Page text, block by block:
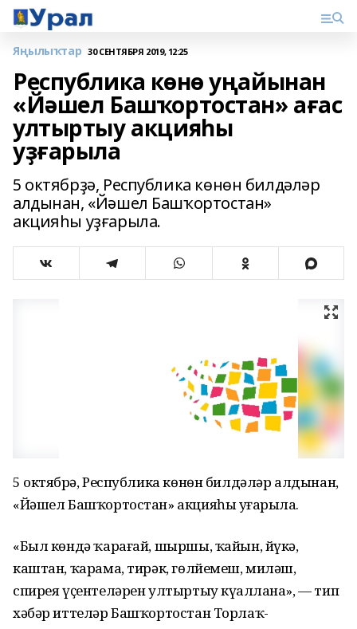
Яңылыҡтар 30 СЕНТЯБРЯ 2019, 12:25
Республика көнө уңайынан
«Йәшел Башҡортостан» ағас
ултыртыу акцияһы
уҙғарыла
5 октябрҙә, Республика көнөн билдәләр
алдынан, «Йәшел Башҡортостан»
акцияһы уҙғарыла.
5 октябрҙә, Республика көнөн билдәләр алдынан,
«Йәшел Башҡортостан» акцияһы уҙғарыла.
«Был көндә ҡарағай, шыршы, ҡайын, йүкә,
каштан, ҡарама, тирәк, гөлйемеш, миләш,
спирея үҫентеләрен ултыртыу күҙаллана», — тип
хәбәр иттеләр Башҡортостан Торлаҡ-